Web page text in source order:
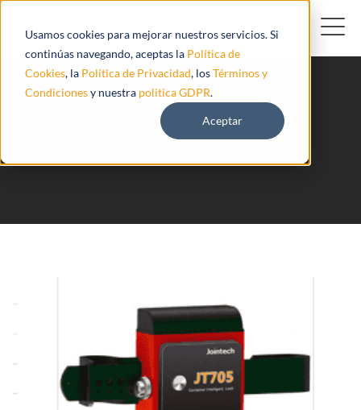
Usamos cookies para mejorar nuestros servicios. Si
continúas navegando, aceptas la Política de
Cookies, la Política de Privacidad, losTérminos y
Condicionesy nuestra politica GDPR.
Aceptar
JT705 Jointech